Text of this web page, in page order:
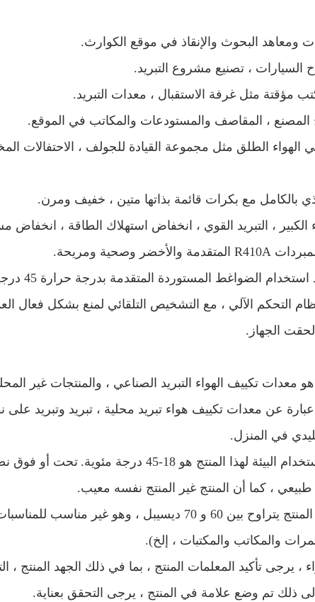
التحكم الآلي ، مع التشخيص التلقائي لمنع بشكل فعال
لحقت الجهاز.
عبارة عن معدات تكييف هواء تبريد محلية ، تبريد وتبريد
في المنزل.
تحت أو فوق
طبيعي ، كما أن المنتج غير المنتج نفسه معيب.
4. ضجيج هذا المنتج يتراوح بين 60 و 70 ديسيبل ،
والمكاتب والمكتبات ، إلخ).
، يرجى تأكيد المعلمات المنتج ، بما في ذلك الجهد المنتج ،
إلى ذلك تم وضع علامة في المنتج ، يرجى التحقق بعناية.